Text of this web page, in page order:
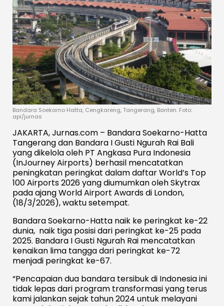
Bandara Soekarno Hatta, Cengkareng, Tangerang, Banten. Foto:
api/jurnas
JAKARTA, Jurnas.com – Bandara Soekarno-Hatta
Tangerang dan Bandara I Gusti Ngurah Rai Bali
yang dikelola oleh PT Angkasa Pura Indonesia
(InJourney Airports) berhasil mencatatkan
peningkatan peringkat dalam daftar World’s Top
100 Airports 2026 yang diumumkan oleh Skytrax
pada ajang World Airport Awards di London,
(18/3/2026), waktu setempat.
Bandara Soekarno-Hatta naik ke peringkat ke-22
dunia, naik tiga posisi dari peringkat ke-25 pada
2025. Bandara I Gusti Ngurah Rai mencatatkan
kenaikan lima tangga dari peringkat ke-72
menjadi peringkat ke-67.
“Pencapaian dua bandara tersibuk di Indonesia ini
tidak lepas dari program transformasi yang terus
kami jalankan sejak tahun 2024 untuk melayani